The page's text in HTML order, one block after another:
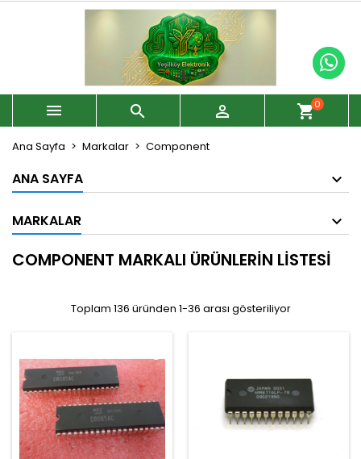
   shopping_cart0
Ana Sayfa Markalar Component
ANA SAYFA
MARKALAR
COMPONENT MARKALI ÜRÜNLERIN LISTESI
Toplam 136 üründen 1-36 arası gösteriliyor